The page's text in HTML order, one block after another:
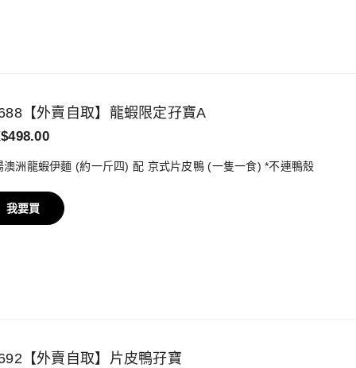
【外賣自取】龍蝦限定孖寶A
澳洲龍蝦伊麵 (約一斤四) 配 京式片皮鴨 (一隻一食) *不連鴨殼
我要買
【外賣自取】片皮鴨孖寶